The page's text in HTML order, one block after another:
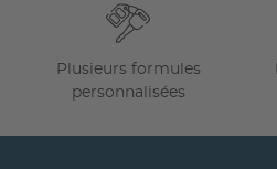
Plusieurs formules
personnalisées